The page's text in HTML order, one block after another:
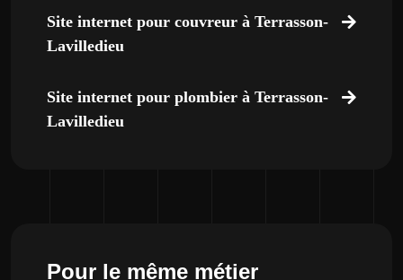
Site internet pour couvreur à Terrasson-
Lavilledieu
Site internet pour plombier à Terrasson-
Lavilledieu
Pour le même métier